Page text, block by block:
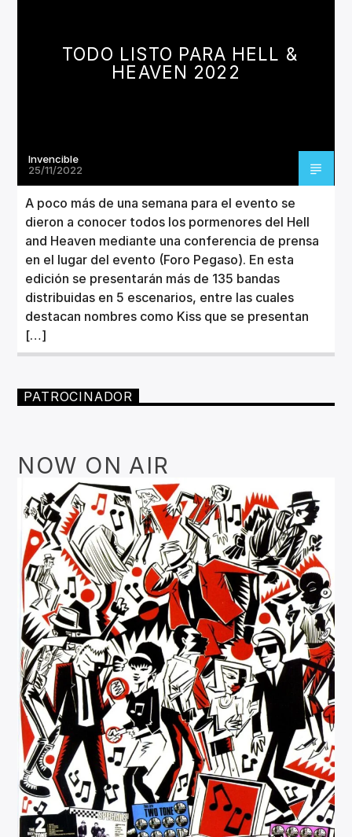
ARTISTATODO LISTO PARA HELL &
HEAVEN 2022
Invencible
25/11/2022
A poco más de una semana para el evento se
dieron a conocer todos los pormenores del Hell
and Heaven mediante una conferencia de prensa
en el lugar del evento (Foro Pegaso). En esta
edición se presentarán más de 135 bandas
distribuidas en 5 escenarios, entre las cuales
destacan nombres como Kiss que se presentan
[…]
PATROCINADOR
NOW ON AIR